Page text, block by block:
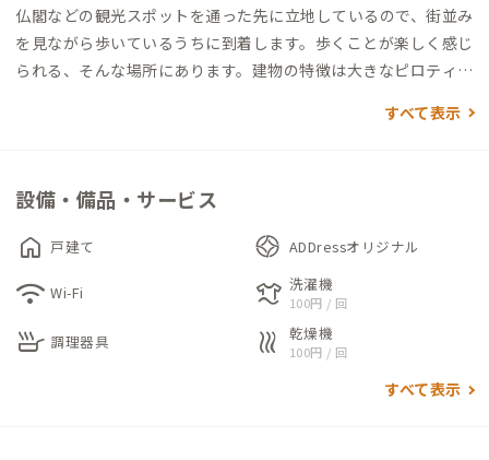
仏閣などの観光スポットを通った先に立地しているので、街並み
を見ながら歩いているうちに到着します。歩くことが楽しく感じ
られる、そんな場所にあります。建物の特徴は大きなピロティテ
らビールでも飲んでみようか、といった気分にさせられます。建
製の水平連続窓から一望できる尾道水道や漁師町の風景が広が
ります。窓を開ければ、少し粘りつく潮風とほのかな香りが港町
にいることを感じさせられます。小上がりにある個室の引き戸を
閉めれば個室に早変わり。ロフトも予約個室です。この拠点の魅
力は、早朝。漁船のエンジン音で目を覚まして縦型ブラインド
を開けてみれば、目の前に広がる朝焼けの海でウミネコたちの
す。天気が良ければ、レンタサイクルでしまなみ街道を走ってい
すべて表示
設備・備品・サービス
home 戸建て ADDressオリジナル
wifi Wi-Fi laundry 洗濯機
100円 / 回
skillet 調理器具 heat 乾燥機
100円 / 回
すべて表示